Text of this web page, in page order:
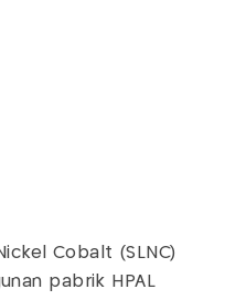
Cobalt (SLNC)
pabrik HPAL